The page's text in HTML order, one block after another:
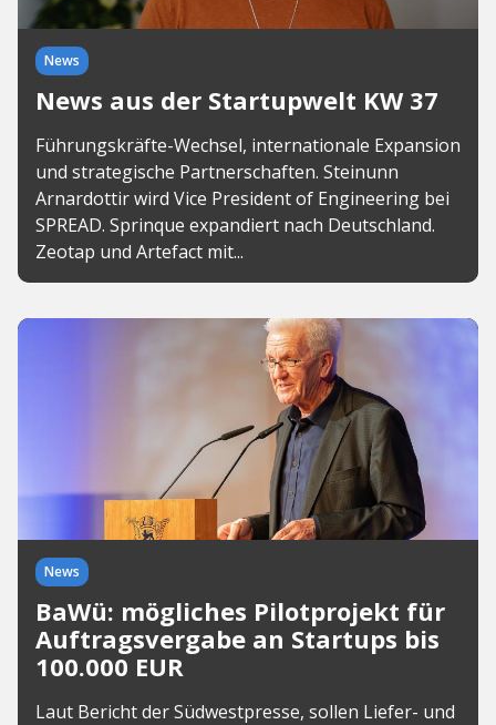
News
News aus der Startupwelt KW 37
Führungskräfte-Wechsel, internationale Expansion
und strategische Partnerschaften. Steinunn
Arnardottir wird Vice President of Engineering bei
SPREAD. Sprinque expandiert nach Deutschland.
Zeotap und Artefact mit...
News
BaWü: mögliches Pilotprojekt für
Auftragsvergabe an Startups bis
100.000 EUR
Laut Bericht der Südwestpresse, sollen Liefer- und